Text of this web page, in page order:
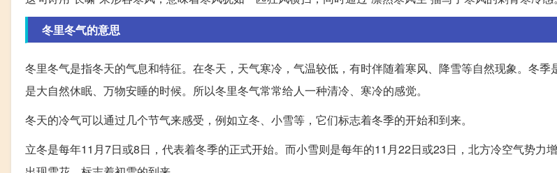
冬里冬气的意思
冬里冬气是指冬天的气息和特征。在冬天，天气寒冷，气温较低，有时伴随着寒风、降雪等自然现象。冬季
是大自然休眠、万物安睡的时候。所以冬里冬气常常给人一种清冷、寒冷的感觉。
冬天的冷气可以通过几个节气来感受，例如立冬、小雪等，它们标志着冬季的开始和到来。
立冬是每年11月7日或8日，代表着冬季的正式开始。而小雪则是每年的11月22日或23日，北方冷空气势力